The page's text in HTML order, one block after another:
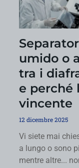
umido o
tra i
e perché
vincente
12 dicembre 2025
Vi siete mai
a lungo o sono
mentre altre...